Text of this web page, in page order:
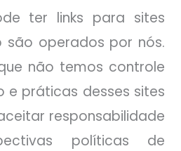
ter links para sites
são operados por nós.
não temos controle
e práticas desses sites
responsabilidade
políticas de